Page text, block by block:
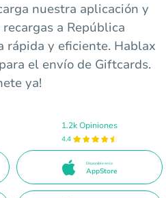
nuestra aplicación y
a República
rápida y eficiente. Hablax
el envío de Giftcards.
ya!
1.2k Opiniones
4.4
Disponible en la
AppStore